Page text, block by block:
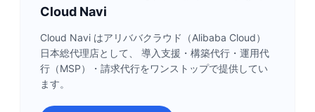
Cloud Navi
Cloud Navi はアリババクラウド（Alibaba Cloud）
日本総代理店として、 導入支援・構築代行・運用代
行（MSP）・請求代行をワンストップで提供してい
ます。